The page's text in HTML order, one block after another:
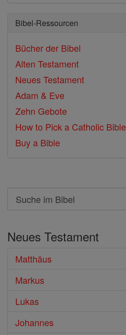
Bibel-Ressourcen
Bücher der Bibel
Alten Testament
Neues Testament
Adam & Eve
Zehn Gebote
How to Pick a Catholic Bible
Buy a Bible
Search
Suche
Bibel
Neues Testament
Matthäus
Markus
Lukas
Johannes